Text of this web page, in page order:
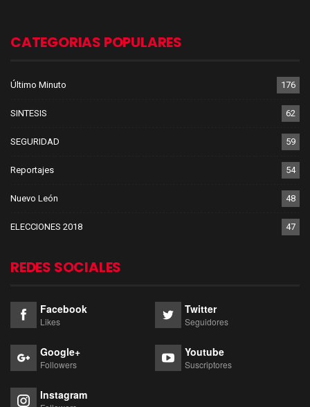
CATEGORIAS POPULARES
Último Minuto 176
SINTESIS 62
SEGURIDAD 59
Reportajes 54
Nuevo León 48
ELECCIONES 2018 47
REDES SOCIALES
Facebook
Likes
Twitter
Seguidores
Google+
Followers
Youtube
Suscriptores
Instagram